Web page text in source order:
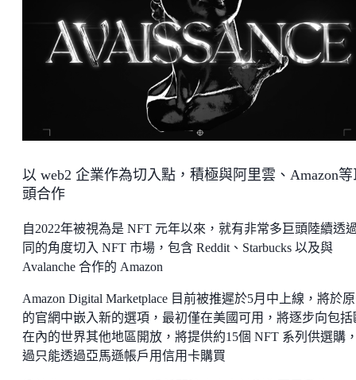
以 web2 企業作為切入點，積極與阿里雲、Amazon等
頭合作
自2022年被視為是 NFT 元年以來，就有非常多巨頭陸續透
同的角度切入 NFT 市場，包含 Reddit、Starbucks 以及與
Avalanche 合作的 Amazon
Amazon Digital Marketplace 目前被推遲於5月中上線，將於
的官網中嵌入新的選項，最初僅在美國可用，將逐步向包括
在內的世界其他地區開放，將提供約15個 NFT 系列供選購
過只能透過亞馬遜帳戶用信用卡購買